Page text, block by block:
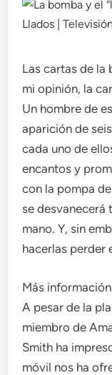
Las cartas de la
mi opinión, la
Un hombre de
aparición de
cada uno de
encantos y
con la pompa
se desvanecerá
mano. Y, sin
hacerlas perder
Más información
A pesar de la
miembro de
Smith ha
móvil nos ha